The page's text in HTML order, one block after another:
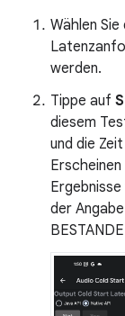
Wählen
werden.
Tippe auf
diesem
und die
der